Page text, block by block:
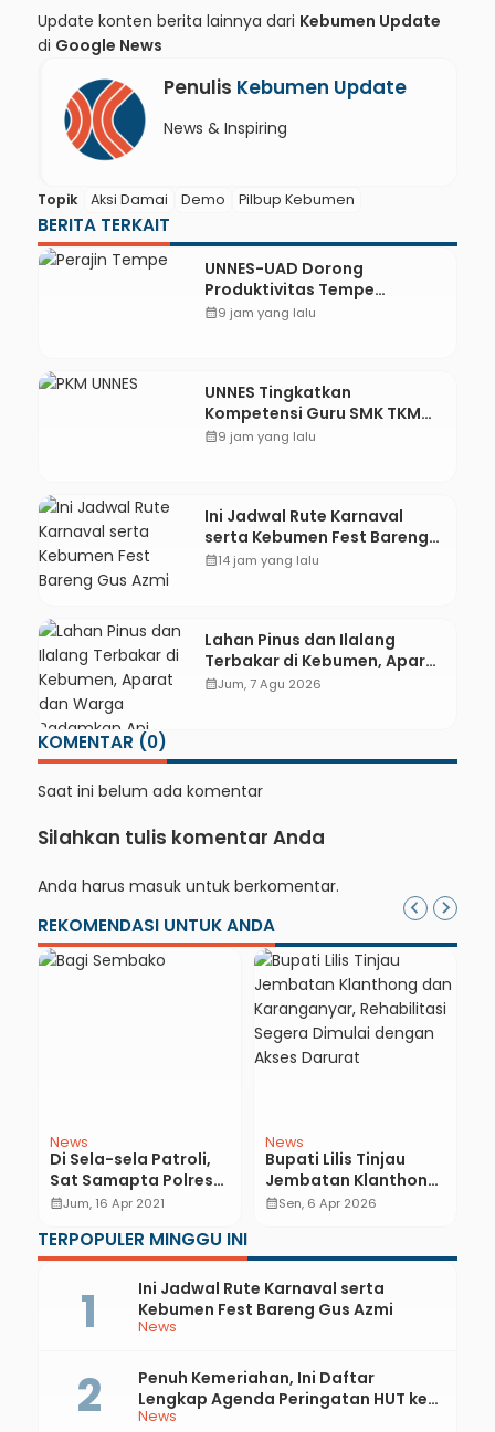
Update konten berita lainnya dari Kebumen Update
di Google News
Penulis Kebumen Update
News & Inspiring
Topik Aksi Damai Demo Pilbup Kebumen
BERITA TERKAIT
UNNES-UAD Dorong
Produktivitas Tempe
Bungkus Daun Desa Meles,
calendar_month9 jam yang lalu
UNNES Tingkatkan
Kompetensi Guru SMK TKM
Pertambangan Kebumen
calendar_month9 jam yang lalu
Ini Jadwal Rute Karnaval
serta Kebumen Fest Bareng
Gus Azmi
calendar_month14 jam yang lalu
Lahan Pinus dan Ilalang
Terbakar di Kebumen, Aparat
dan Warga Padamkan Api
calendar_monthJum, 7 Agu 2026
KOMENTAR (0)
Saat ini belum ada komentar
Silahkan tulis komentar Anda
Anda harus masuk untuk berkomentar.
REKOMENDASI UNTUK ANDA
News
Di Sela-sela Patroli,
Sat Samapta Polres
Kebumen Bagikan
Takjil
calendar_monthJum, 16 Apr 2021
News
Bupati Lilis Tinjau
Jembatan Klanthong
dan Karanganyar,
Darurat
calendar_monthSen, 6 Apr 2026
TERPOPULER MINGGU INI
News
Ini Jadwal Rute Karnaval serta
Kebumen Fest Bareng Gus Azmi
News
Penuh Kemeriahan, Ini Daftar
Lengkap Agenda Peringatan HUT ke-
81 RI dan Hari Jadi ke-397 Kabupaten